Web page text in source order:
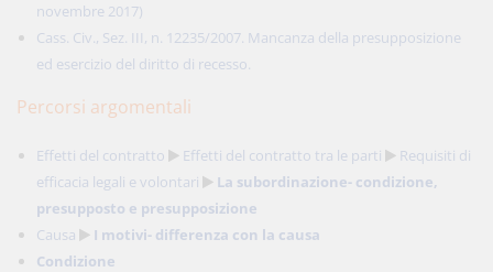
novembre 2017)
Cass. Civ., Sez. III, n. 12235/2007. Mancanza della presupposizione
ed esercizio del diritto di recesso.
Percorsi argomentali
Effetti del contratto Effetti del contratto tra le parti
Requisiti di
efficacia legali e volontari
La subordinazione- condizione,
presupposto e presupposizione
Causa
I motivi- differenza con la causa
Condizione